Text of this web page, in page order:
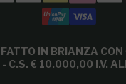
FATTO IN BRIANZA CON
€ 10.000,00 I.V.